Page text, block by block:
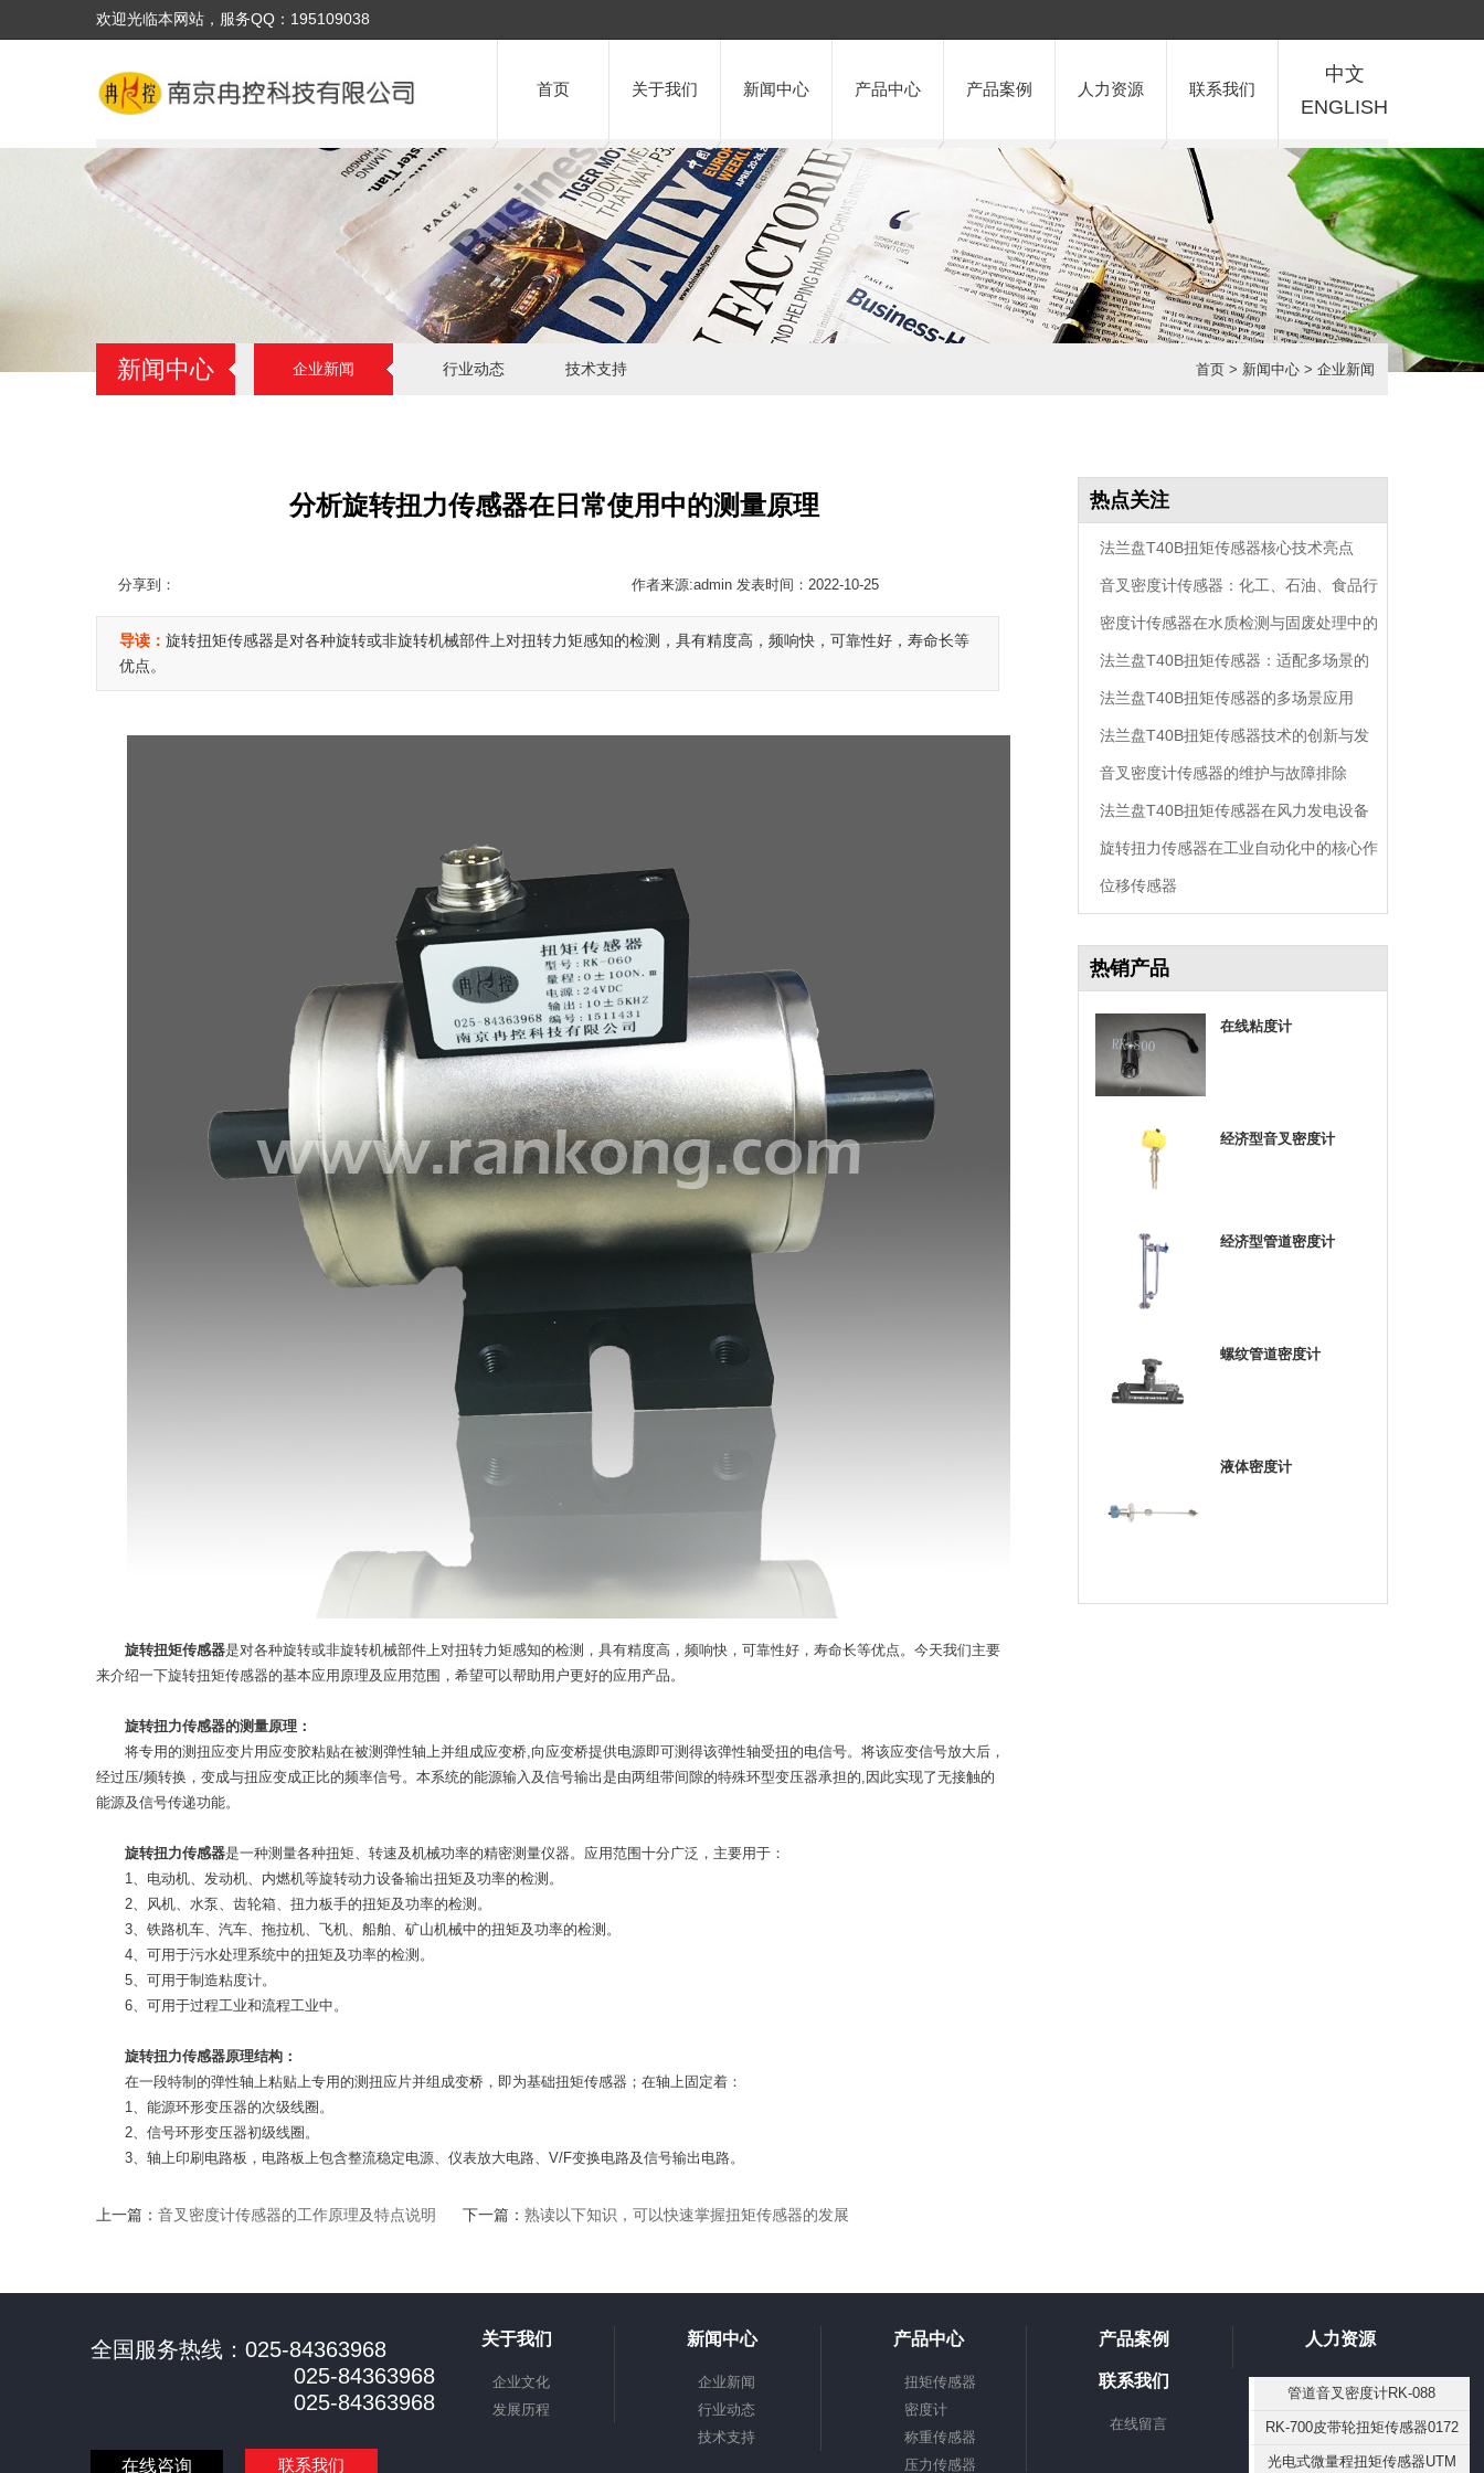
欢迎光临本网站，服务QQ：195109038
首页 关于我们 新闻中心 产品中心 产品案例 人力资源 联系我们
中文
ENGLISH
新闻中心 企业新闻 行业动态 技术支持 首页 > 新闻中心 >企业新闻
分析旋转扭力传感器在日常使用中的测量原理
分享到： 作者来源:admin 发表时间：2022-10-25
导读： 旋转扭矩传感器是对各种旋转或非旋转机械部件上对扭转力矩感知的检测，具有精度高，频响快，可靠性好，寿命长等
优点。
旋转扭矩传感器是对各种旋转或非旋转机械部件上对扭转力矩感知的检测，具有精度高，频响快，可靠性好，寿命长等优点。今天我们主要
来介绍一下旋转扭矩传感器的基本应用原理及应用范围，希望可以帮助用户更好的应用产品。
旋转扭力传感器的测量原理：
将专用的测扭应变片用应变胶粘贴在被测弹性轴上并组成应变桥,向应变桥提供电源即可测得该弹性轴受扭的电信号。将该应变信号放大后，
经过压/频转换，变成与扭应变成正比的频率信号。本系统的能源输入及信号输出是由两组带间隙的特殊环型变压器承担的,因此实现了无接触的
能源及信号传递功能。
旋转扭力传感器是一种测量各种扭矩、转速及机械功率的精密测量仪器。应用范围十分广泛，主要用于：
1、电动机、发动机、内燃机等旋转动力设备输出扭矩及功率的检测。
2、风机、水泵、齿轮箱、扭力板手的扭矩及功率的检测。
3、铁路机车、汽车、拖拉机、飞机、船舶、矿山机械中的扭矩及功率的检测。
4、可用于污水处理系统中的扭矩及功率的检测。
5、可用于制造粘度计。
6、可用于过程工业和流程工业中。
旋转扭力传感器原理结构：
在一段特制的弹性轴上粘贴上专用的测扭应片并组成变桥，即为基础扭矩传感器；在轴上固定着：
1、能源环形变压器的次级线圈。
2、信号环形变压器初级线圈。
3、轴上印刷电路板，电路板上包含整流稳定电源、仪表放大电路、V/F变换电路及信号输出电路。
上一篇： 音叉密度计传感器的工作原理及特点说明 下一篇： 熟读以下知识，可以快速掌握扭矩传感器的发展
热点关注
法兰盘T40B扭矩传感器核心技术亮点
音叉密度计传感器：化工、石油、食品行
业通用密度监测
密度计传感器在水质检测与固废处理中的
创新应用
法兰盘T40B扭矩传感器：适配多场景的
高精度扭矩监测核心方案
法兰盘T40B扭矩传感器的多场景应用
法兰盘T40B扭矩传感器技术的创新与发
音叉密度计传感器的维护与故障排除
法兰盘T40B扭矩传感器在风力发电设备
中的作用
旋转扭力传感器在工业自动化中的核心作
位移传感器
热销产品
在线粘度计
经济型音叉密度计
经济型管道密度计
螺纹管道密度计
液体密度计
全国服务热线：025-84363968
025-84363968
025-84363968
在线咨询 联系我们
关于我们
企业文化
发展历程
新闻中心
企业新闻
行业动态
技术支持
产品中心
扭矩传感器
密度计
称重传感器
压力传感器
产品案例 人力资源
联系我们
在线留言
管道音叉密度计RK-088
RK-700皮带轮扭矩传感器0172
光电式微量程扭矩传感器UTM